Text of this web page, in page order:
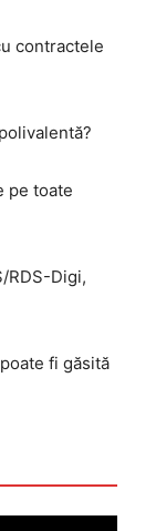
contractele
pe toate
RDS-Digi,
fi găsită